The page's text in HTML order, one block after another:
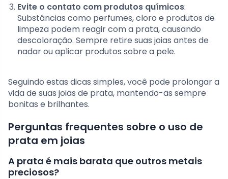
Evite o contato com produtos químicos:
Substâncias como perfumes, cloro e produtos de
limpeza podem reagir com a prata, causando
descoloração. Sempre retire suas joias antes de
nadar ou aplicar produtos sobre a pele.
Seguindo estas dicas simples, você pode prolongar a
vida de suas joias de prata, mantendo-as sempre
bonitas e brilhantes.
Perguntas frequentes sobre o uso de
prata em joias
A prata é mais barata que outros metais
preciosos?